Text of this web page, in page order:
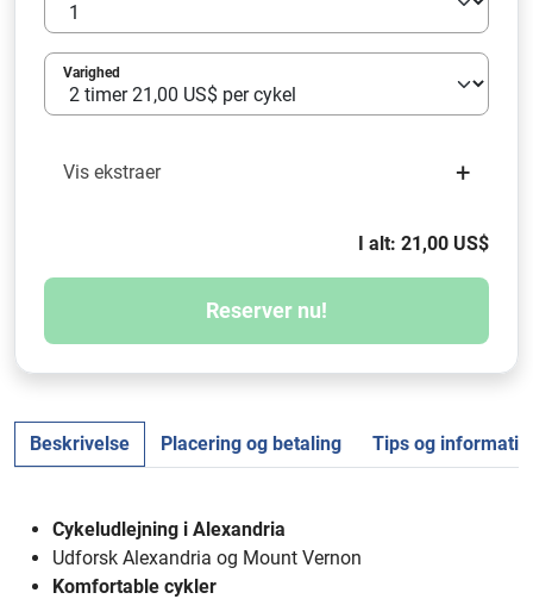
Varighed
Vis ekstraer +
I alt: 21,00 US$
Reserver nu!
Beskrivelse Placering og betaling Tips og
Cykeludlejning i Alexandria
Udforsk Alexandria og Mount Vernon
Komfortable cykler